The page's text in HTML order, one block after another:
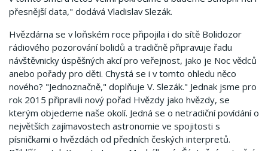
přesnější data," dodává Vladislav Slezák.
Hvězdárna se v loňském roce připojila i do sítě Bolidozor
rádiového pozorování bolidů a tradičně připravuje řadu
návštěvnicky úspěšných akcí pro veřejnost, jako je Noc vědců
anebo pořady pro děti. Chystá se i v tomto ohledu něco
nového? "Jednoznačně," doplňuje V. Slezák." Jednak jsme pro
rok 2015 připravili nový pořad Hvězdy jako hvězdy, se
kterým objedeme naše okolí. Jedná se o netradiční povídání o
největších zajímavostech astronomie ve spojitosti s
písničkami o hvězdách od předních českých interpretů.